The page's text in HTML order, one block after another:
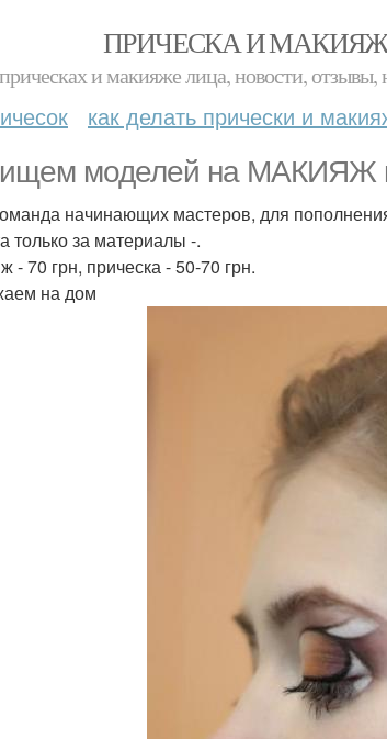
ПРИЧЕСКА И МАКИЯЖ
и макияже лица, новости, отзывы,
как делать прически и
моделей на МАКИЯЖ и
начинающих мастеров, для
только за материалы -.
- 70 грн, прическа - 50-70 грн.
на дом